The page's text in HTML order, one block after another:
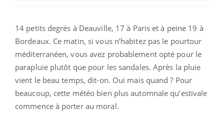
14 petits degrés à Deauville, 17 à Paris et à peine 19 à
Bordeaux. Ce matin, si vous n’habitez pas le pourtour
méditerranéen, vous avez probablement opté pour le
parapluie plutôt que pour les sandales. Après la pluie
vient le beau temps, dit-on. Oui mais quand ? Pour
beaucoup, cette météo bien plus automnale qu’estivale
commence à porter au moral.